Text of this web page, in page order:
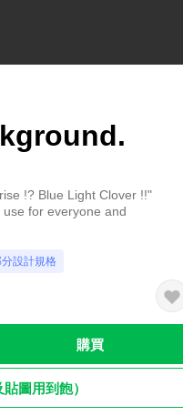
!? Blue Light Clover !!"
for everyone and
設計規格
購買
圖用到飽）